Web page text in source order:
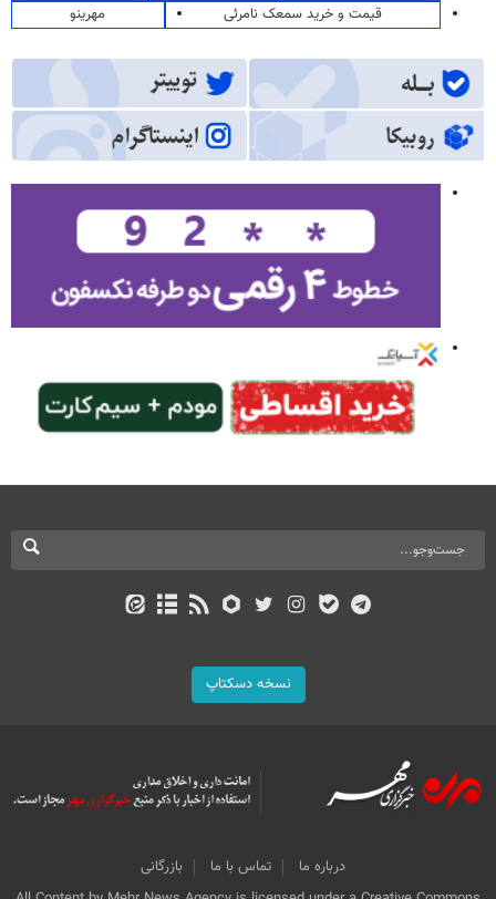
قیمت و خرید سمعک نامرئی
مهرینو
نسخه دسکتاپ
درباره ما تماس با ما
بازرگانی